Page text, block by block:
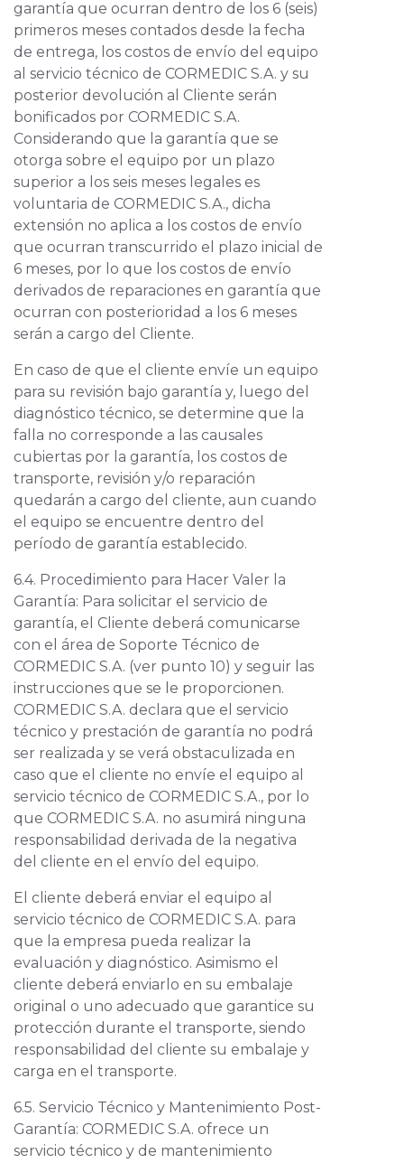
garantía que ocurran dentro de los 6 (seis)
primeros meses contados desde la fecha
de entrega, los costos de envío del equipo
al servicio técnico de CORMEDIC S.A. y su
posterior devolución al Cliente serán
bonificados por CORMEDIC S.A.
Considerando que la garantía que se
otorga sobre el equipo por un plazo
superior a los seis meses legales es
voluntaria de CORMEDIC S.A., dicha
extensión no aplica a los costos de envío
que ocurran transcurrido el plazo inicial de
6 meses, por lo que los costos de envío
derivados de reparaciones en garantía que
ocurran con posterioridad a los 6 meses
serán a cargo del Cliente.
En caso de que el cliente envíe un equipo
para su revisión bajo garantía y, luego del
diagnóstico técnico, se determine que la
falla no corresponde a las causales
cubiertas por la garantía, los costos de
transporte, revisión y/o reparación
quedarán a cargo del cliente, aun cuando
el equipo se encuentre dentro del
período de garantía establecido.
6.4. Procedimiento para Hacer Valer la
Garantía: Para solicitar el servicio de
garantía, el Cliente deberá comunicarse
con el área de Soporte Técnico de
CORMEDIC S.A. (ver punto 10) y seguir las
instrucciones que se le proporcionen.
CORMEDIC S.A. declara que el servicio
técnico y prestación de garantía no podrá
ser realizada y se verá obstaculizada en
caso que el cliente no envíe el equipo al
servicio técnico de CORMEDIC S.A., por lo
que CORMEDIC S.A. no asumirá ninguna
responsabilidad derivada de la negativa
del cliente en el envío del equipo.
El cliente deberá enviar el equipo al
servicio técnico de CORMEDIC S.A. para
que la empresa pueda realizar la
evaluación y diagnóstico. Asimismo el
cliente deberá enviarlo en su embalaje
original o uno adecuado que garantice su
protección durante el transporte, siendo
responsabilidad del cliente su embalaje y
carga en el transporte.
6.5. Servicio Técnico y Mantenimiento Post-
Garantía: CORMEDIC S.A. ofrece un
servicio técnico y de mantenimiento